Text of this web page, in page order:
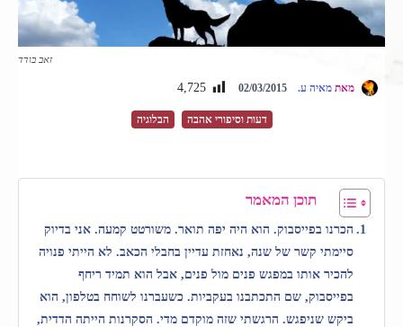
זאב בודד
דעות וסיפורי אהבה הבלוגיה
מאת מאיה ע. 02/03/2015
4,725
תוכן המאמר
הכרנו בפייסבוק. הוא היה יפה תואר. משורטט קמעה. אני בדיוק
סיימתי קשר של שנה, נאחזת עדיין בחבלי הכאב. לא הייתי פנויה
להכיר אותו במפגש פנים מול פנים, אבל הוא תמיד ריחף
בפייסבוק, שם התכתבנו בעקביות. כשעברנו לשוחח בטלפון, הוא
ביקש שניפגש. הרגשתי שזה מוקדם מדי. הסקרנות הייתה הדדית,